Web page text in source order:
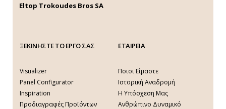
Eltop Trokoudes Bros SA
ΞΕΚΙΝΗΣΤΕ ΤΟ ΕΡΓΟ ΣΑΣ
Visualizer
Panel Configurator
Inspiration
Προδιαγραφές Προϊόντων
ΕΤΑΙΡΕΙΑ
Ποιοι Είμαστε
Ιστορική Αναδρομή
Η Υπόσχεση Μας
Ανθρώπινο Δυναμικό